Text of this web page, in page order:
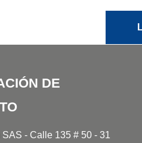
DE
- Calle 135 # 50 - 31